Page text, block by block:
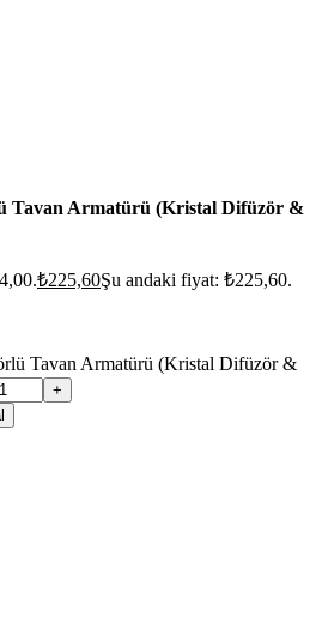
Tavan Armatürü (Kristal Difüzör &
₺225,60Şu andaki fiyat: ₺225,60.
Tavan Armatürü (Kristal Difüzör &